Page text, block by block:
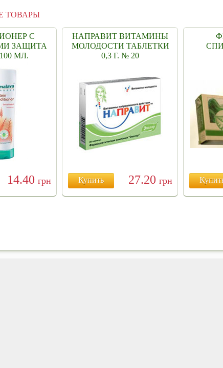
ТОВАРЫ
С
ЗАЩИТА
МЛ.
14.40 грн
НАПРАВИТ ВИТАМИНЫ
МОЛОДОСТИ ТАБЛЕТКИ
0,3 Г. № 20
Купить 27.20 грн